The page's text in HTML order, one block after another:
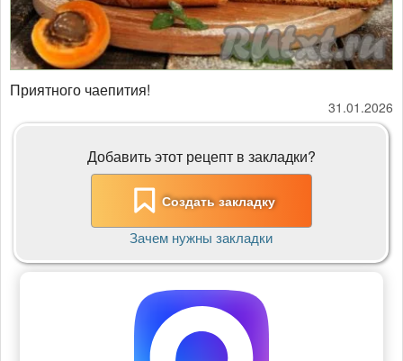
Приятного чаепития!
31.01.2026
Добавить этот рецепт в закладки?
Создать закладку
Зачем нужны закладки